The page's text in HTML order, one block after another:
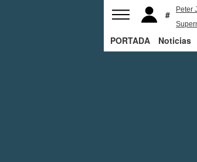
Peter
PORTADA Noticias